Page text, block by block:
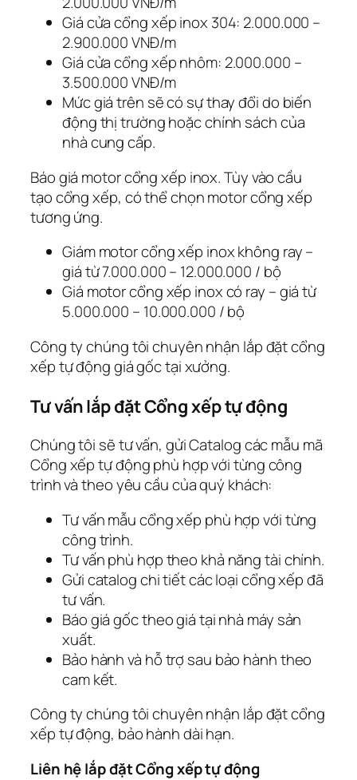
Giá cửa cổng xếp inox 304: 2.000.000 –
2.900.000 VNĐ/m
Giá cửa cổng xếp nhôm: 2.000.000 –
3.500.000 VNĐ/m
Mức giá trên sẽ có sự thay đổi do biến
động thị trường hoặc chính sách của
nhà cung cấp.
Báo giá motor cổng xếp inox. Tùy vào cầu
tạo cổng xếp, có thể chọn motor cổng xếp
tương ứng.
Giám motor cổng xếp inox không ray –
giá từ 7.000.000 – 12.000.000 / bộ
Giá motor cổng xếp inox có ray – giá từ
5.000.000 – 10.000.000 / bộ
Công ty chúng tôi chuyên nhận lắp đặt cổng
xếp tự động giá gốc tại xưởng.
Tư vấn lắp đặt Cổng xếp tự động
Chúng tôi sẽ tư vấn, gửi Catalog các mẫu mã
Cổng xếp tự động phù hợp với từng công
trình và theo yêu cầu của quý khách:
Tư vấn mẫu cổng xếp phù hợp với từng
công trình.
Tư vấn phù hợp theo khả năng tài chính.
Gửi catalog chi tiết các loại cổng xếp đã
tư vấn.
Báo giá gốc theo giá tại nhà máy sản
xuất.
Bảo hành và hỗ trợ sau bảo hành theo
cam kết.
Công ty chúng tôi chuyên nhận lắp đặt cổng
xếp tự động, bảo hành dài hạn.
Liên hệ lắp đặt Cổng xếp tự động